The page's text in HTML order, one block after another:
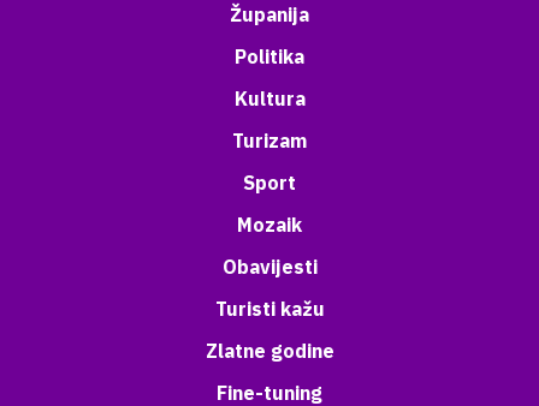
Županija
Politika
Kultura
Turizam
Sport
Mozaik
Obavijesti
Turisti kažu
Zlatne godine
Fine-tuning